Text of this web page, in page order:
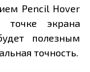
Pencil Hover
экрана
полезным
точность.